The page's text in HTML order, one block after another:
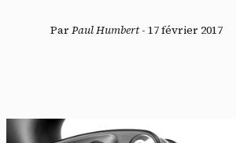
ParPaul Humbert- 17 février 2017